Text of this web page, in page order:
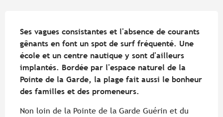
Ses vagues consistantes et l'absence de courants
gênants en font un spot de surf fréquenté. Une
école et un centre nautique y sont d'ailleurs
implantés. Bordée par l'espace naturel de la
Pointe de la Garde, la plage fait aussi le bonheur
des familles et des promeneurs.
Non loin de la Pointe de la Garde Guérin et du